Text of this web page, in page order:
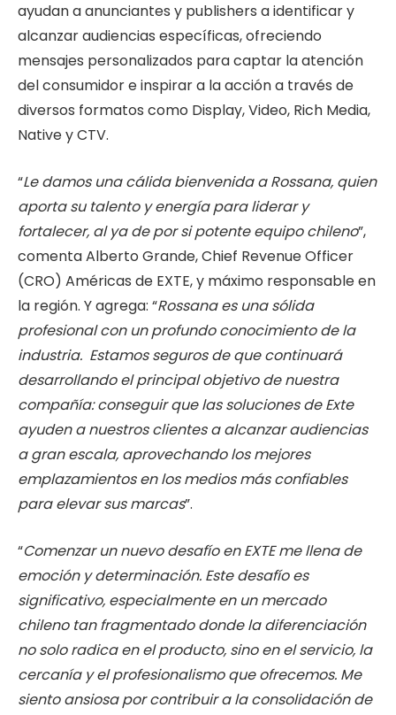
ayudan a anunciantes y publishers a identificar y
alcanzar audiencias específicas, ofreciendo
mensajes personalizados para captar la atención
del consumidor e inspirar a la acción a través de
diversos formatos como Display, Video, Rich Media,
Native y CTV.
“Le damos una cálida bienvenida a Rossana, quien
aporta su talento y energía para liderar y
fortalecer, al ya de por si potente equipo chileno”,
comenta Alberto Grande, Chief Revenue Officer
(CRO) Américas de EXTE, y máximo responsable en
la región. Y agrega: “Rossana es una sólida
profesional con un profundo conocimiento de la
industria. Estamos seguros de que continuará
desarrollando el principal objetivo de nuestra
compañía: conseguir que las soluciones de Exte
ayuden a nuestros clientes a alcanzar audiencias
a gran escala, aprovechando los mejores
emplazamientos en los medios más confiables
para elevar sus marcas”.
“Comenzar un nuevo desafío en EXTE me llena de
emoción y determinación. Este desafío es
significativo, especialmente en un mercado
chileno tan fragmentado donde la diferenciación
no solo radica en el producto, sino en el servicio, la
cercanía y el profesionalismo que ofrecemos. Me
siento ansiosa por contribuir a la consolidación de